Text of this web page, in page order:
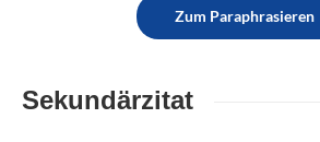
Zum Paraphrasieren
Sekundärzitat